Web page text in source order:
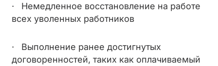
· Немедленное восстановление на работе
всех уволенных работников
· Выполнение ранее достигнутых
договоренностей, таких как оплачиваемый